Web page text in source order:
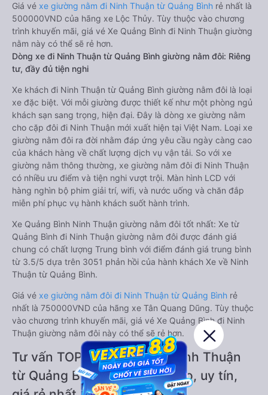
Giá vé xe giường nằm đi Ninh Thuận từ Quảng Bình rẻ nhất là
500000VND của hãng xe Lộc Thủy. Tùy thuộc vào chương
trình khuyến mãi, giá vé Xe Quảng Bình đi Ninh Thuận giường
nằm này có thể sẽ rẻ hơn.
Dòng xe đi Ninh Thuận từ Quảng Bình giường nằm đôi: Riêng
tư, đầy đủ tiện nghi
Xe khách đi Ninh Thuận từ Quảng Bình giường nằm đôi là loại
xe đặc biệt. Với mỗi giường được thiết kế như một phòng ngủ
khách sạn sang trọng, hiện đại. Đây là dòng xe giường nằm
cho cặp đôi đi Ninh Thuận mới xuất hiện tại Việt Nam. Loại xe
giường nằm đôi ra đời nhằm đáp ứng yêu cầu ngày càng cao
của khách hàng về chất lượng dịch vụ vận tải. So với xe
giường nằm thông thường, xe giường nằm đôi đi Ninh Thuận
có nhiều ưu điểm và tiện nghi vượt trội. Màn hình LCD với
hàng nghìn bộ phim giải trí, wifi, và nước uống và chăn đắp
miễn phí phục vụ hành khách suốt hành trình.
Xe Quảng Bình Ninh Thuận giường nằm đôi tốt nhất: Xe từ
Quảng Bình đi Ninh Thuận giường nằm đôi được đánh giá
chung có chất lượng Trung bình với điểm đánh giá trung bình
từ 3.5/5 dựa trên 3051 phản hồi của hành khách Xe về Ninh
Thuận từ Quảng Bình.
Giá vé xe giường nằm đôi đi Ninh Thuận từ Quảng Bình rẻ
nhất là 750000VND của hãng xe Tân Quang Dũng. Tùy thuộc
vào chương trình khuyến mãi, giá vé Xe Quảng Bình đi Ninh
Thuận giường nằm đôi này có thể sẽ rẻ hơn.
Tư vấn TOP 4 xe khách đi Ninh Thuận
từ Quảng Bình chất lượng cao, uy tín,